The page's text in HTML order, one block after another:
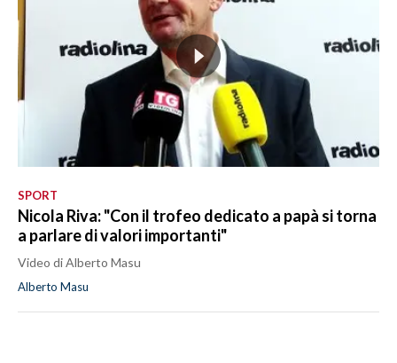
SPORT
Nicola Riva: "Con il trofeo dedicato a papà si torna
a parlare di valori importanti"
Video di Alberto Masu
Alberto Masu